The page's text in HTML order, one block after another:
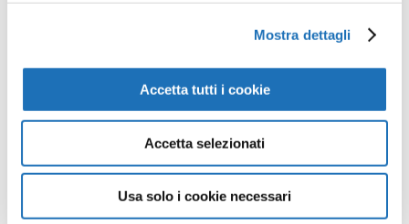
Mostra dettagli
Accetta tutti i cookie
Accetta selezionati
Usa solo i cookie necessari
Opere della
Galleria
Virtuale
opere della collezione d’arte di
Cesenatico nella Galleria Virtuale: